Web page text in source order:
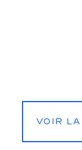
VOIR